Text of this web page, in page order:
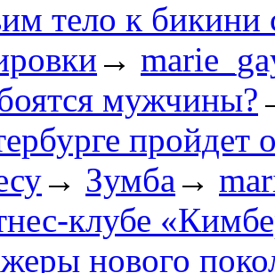
тело к
→
мужчины?
пройдет
→ Зумба →
клубе
нового